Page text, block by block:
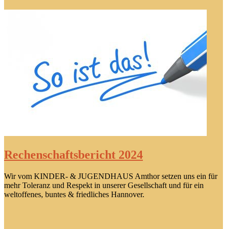
Rechenschaftsbericht 2024
Wir vom KINDER- & JUGENDHAUS Amthor setzen uns ein für
mehr Toleranz und Respekt in unserer Gesellschaft und für ein
weltoffenes, buntes & friedliches Hannover.